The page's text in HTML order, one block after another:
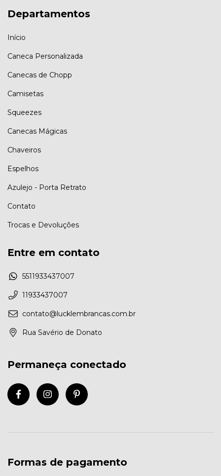
Departamentos
Início
Caneca Personalizada
Canecas de Chopp
Camisetas
Squeezes
Canecas Mágicas
Chaveiros
Espelhos
Azulejo - Porta Retrato
Contato
Trocas e Devoluções
Entre em contato
5511933437007
11933437007
contato@lucklembrancas.com.br
Rua Savério de Donato
Permaneça conectado
Formas de pagamento